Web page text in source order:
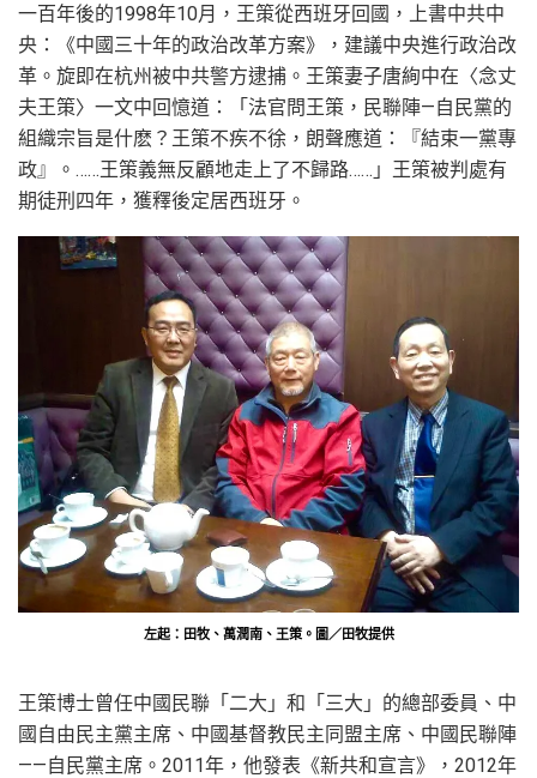
一百年後的1998年10月，王策從西班牙回國，上書中共中
央：《中國三十年的政治改革方案》，建議中央進行政治改
革。旋即在杭州被中共警方逮捕。王策妻子唐絢中在〈念丈
夫王策〉一文中回憶道：「法官問王策，民聯陣—自民黨的
組織宗旨是什麽？王策不疾不徐，朗聲應道：『結束一黨專
政』。……王策義無反顧地走上了不歸路……」王策被判處有
期徒刑四年，獲釋後定居西班牙。
左起：田牧、萬潤南、王策。圖／田牧提供
王策博士曾任中國民聯「二大」和「三大」的總部委員、中
國自由民主黨主席、中國基督教民主同盟主席、中國民聯陣
——自民黨主席。2011年，他發表《新共和宣言》，2012年